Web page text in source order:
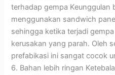
terhadap gempa Keunggulan
menggunakan sandwich
sehingga ketika terjadi
kerusakan yang parah. Oleh
prefabikasi ini sangat cocok
6. Bahan lebih ringan